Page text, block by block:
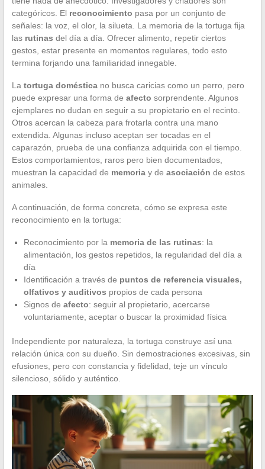
categóricos. El reconocimiento pasa por un conjunto de
señales: la voz, el olor, la silueta. La memoria de la tortuga fija
las rutinas del día a día. Ofrecer alimento, repetir ciertos
gestos, estar presente en momentos regulares, todo esto
termina forjando una familiaridad innegable.
La tortuga domésticano busca caricias como un perro, pero
puede expresar una forma de afecto sorprendente. Algunos
ejemplares no dudan en seguir a su propietario en el recinto.
Otros acercan la cabeza para frotarla contra una mano
extendida. Algunas incluso aceptan ser tocadas en el
caparazón, prueba de una confianza adquirida con el tiempo.
Estos comportamientos, raros pero bien documentados,
muestran la capacidad de memoriay de asociación de estos
animales.
A continuación, de forma concreta, cómo se expresa este
reconocimiento en la tortuga:
Reconocimiento por la memoria de las rutinas: la
alimentación, los gestos repetidos, la regularidad del día a
día
Identificación a través de puntos de referencia visuales,
olfativos y auditivos propios de cada persona
Signos de afecto: seguir al propietario, acercarse
voluntariamente, aceptar o buscar la proximidad física
Independiente por naturaleza, la tortuga construye así una
relación única con su dueño. Sin demostraciones excesivas, sin
efusiones, pero con constancia y fidelidad, teje un vínculo
silencioso, sólido y auténtico.